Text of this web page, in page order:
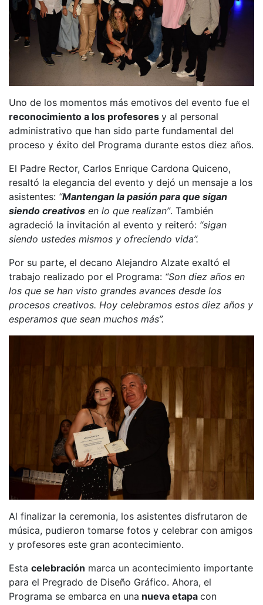
Uno de los momentos más emotivos del evento fue el
reconocimiento a los profesores y al personal
administrativo que han sido parte fundamental del
proceso y éxito del Programa durante estos diez años.
El Padre Rector, Carlos Enrique Cardona Quiceno,
resaltó la elegancia del evento y dejó un mensaje a los
asistentes: “Mantengan la pasión para que sigan
siendo creativos en lo que realizan”. También
agradeció la invitación al evento y reiteró: “sigan
siendo ustedes mismos y ofreciendo vida”.
Por su parte, el decano Alejandro Alzate exaltó el
trabajo realizado por el Programa: “Son diez años en
los que se han visto grandes avances desde los
procesos creativos. Hoy celebramos estos diez años y
esperamos que sean muchos más”.
Al finalizar la ceremonia, los asistentes disfrutaron de
música, pudieron tomarse fotos y celebrar con amigos
y profesores este gran acontecimiento.
Esta celebración marca un acontecimiento importante
para el Pregrado de Diseño Gráfico. Ahora, el
Programa se embarca en una nueva etapa con